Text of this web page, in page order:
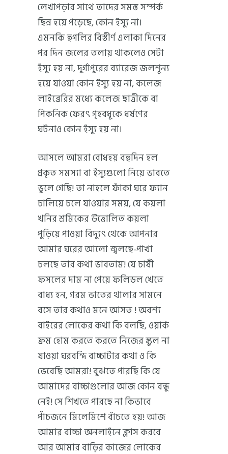
লেখাপড়ার সাথে তাদের সমস্ত সম্পর্ক
ছিন্ন হয়ে পড়েছে, কোন ইস্যু না।
এমনকি হুগলির বিস্তীর্ণ এলাকা দিনের
পর দিন জলের তলায় থাকলেও সেটা
ইস্যু হয় না, দুর্গাপুরের ব্যারেজ জলশূন্য
হয়ে যাওয়া কোন ইস্যু হয় না, কলেজ
লাইব্রেরির মধ্যে কলেজ ছাত্রীকে বা
পিকনিক ফেরৎ গৃহবধূকে ধর্ষণের
ঘটনাও কোন ইস্যু হয় না।
আসলে আমরা বোধহয় বহুদিন হল
প্রকৃত সমস্যা বা ইস্যুগুলো নিয়ে ভাবতে
ভুলে গেছি! তা নাহলে ফাঁকা ঘরে ফ্যান
চালিয়ে চলে যাওয়ার সময়, যে কয়লা
খনির শ্রমিকের উত্তোলিত কয়লা
পুড়িয়ে পাওয়া বিদ্যুৎ থেকে আপনার
আমার ঘরের আলো জ্বলছে-পাখা
চলছে তার কথা ভাবতাম! যে চাষী
ফসলের দাম না পেয়ে ফলিডল খেতে
বাধ্য হন, গরম ভাতের থালার সামনে
বসে তার কথাও মনে আসত ! অবশ্য
বাইরের লোকের কথা কি বলছি, ওয়ার্ক
ফ্রম হোম করতে করতে নিজের স্কুল না
যাওয়া ঘরবন্দি বাচ্চাটার কথা ও কি
ভেবেছি আমরা! বুঝতে পারছি কি যে
আমাদের বাচ্চাগুলোর আজ কোন বন্ধু
নেই! সে শিখতে পারছে না কিভাবে
পাঁচজনে মিলেমিশে বাঁচতে হয়! আজ
আমার বাচ্চা অনলাইনে ক্লাস করবে
আর আমার বাড়ির কাজের লোকের